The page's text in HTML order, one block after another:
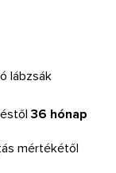
lábzsák
36 hónap
mértékétől